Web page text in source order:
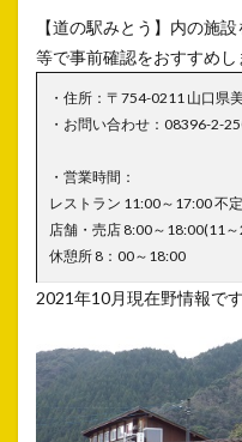
【道の駅みとう】内の施
等で事前確認をおすすめし
・住所：〒754-0211 山口県
・お問い合わせ：08396-2-
・営業時間：
レストラン 11:00～17:00 不
店舗・売店 8:00～18:00(11
休憩所 8：00～18:00
2021年10月現在野情報です